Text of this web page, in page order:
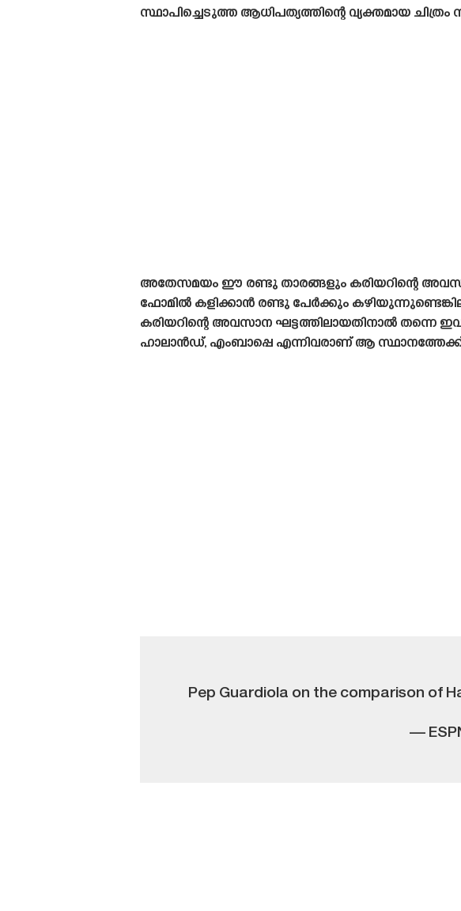
സ്ഥാപിച്ചെടുത്ത ആധിപത്യത്തിന്റെ വ്യക്തമായ
അതേസമയം ഈ രണ്ടു താരങ്ങളും കരിയറിന്റെ
ഫോമിൽ കളിക്കാൻ രണ്ടു പേർക്കും
കരിയറിന്റെ അവസാന ഘട്ടത്തിലായതിനാൽ തന്നെ
ഹാലാൻഡ്, എംബാപ്പെ എന്നിവരാണ് ആ സ്ഥാനത്തേക്ക്
Pep Guardiola on the comparison of
—